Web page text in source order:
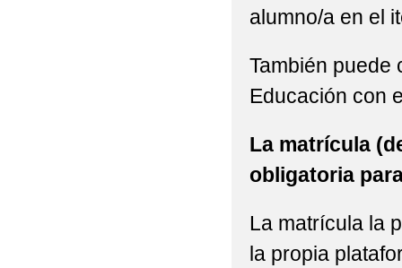
alumno/a en el
También puede
Educación con
La matrícula
obligatoria
La matrícula la
la propia